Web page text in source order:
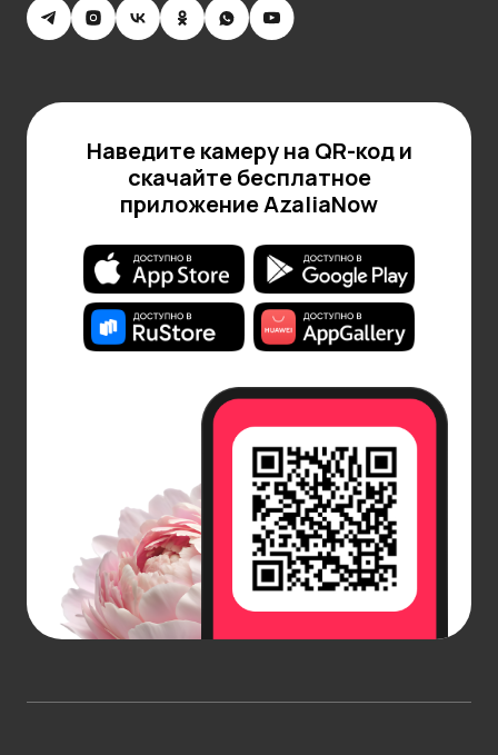
Наведите камеру на QR-код и
скачайте бесплатное
приложение AzaliaNow